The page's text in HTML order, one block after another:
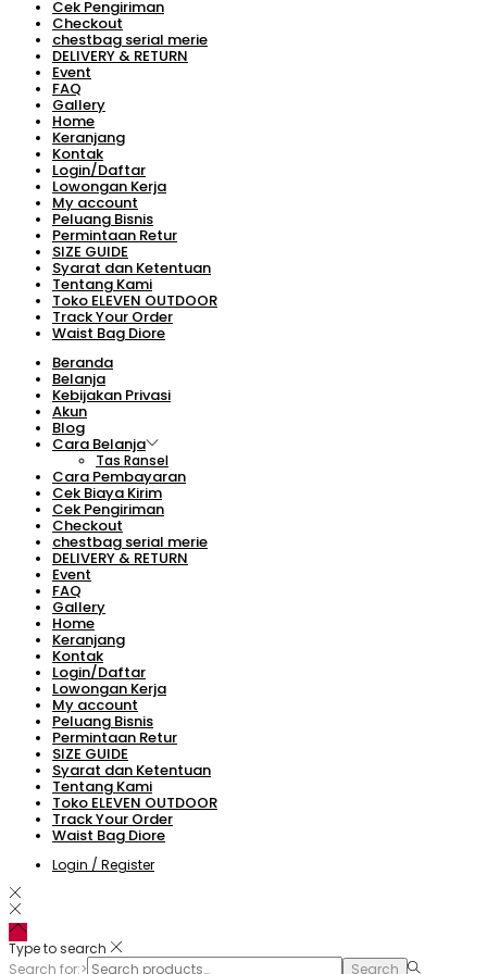
Cek Pengiriman
Checkout
chestbag serial merie
DELIVERY & RETURN
Event
FAQ
Gallery
Home
Keranjang
Kontak
Login/Daftar
Lowongan Kerja
My account
Peluang Bisnis
Permintaan Retur
SIZE GUIDE
Syarat dan Ketentuan
Tentang Kami
Toko ELEVEN OUTDOOR
Track Your Order
Waist Bag Diore
Beranda
Belanja
Kebijakan Privasi
Akun
Blog
Cara Belanja
Tas Ransel
Cara Pembayaran
Cek Biaya Kirim
Cek Pengiriman
Checkout
chestbag serial merie
DELIVERY & RETURN
Event
FAQ
Gallery
Home
Keranjang
Kontak
Login/Daftar
Lowongan Kerja
My account
Peluang Bisnis
Permintaan Retur
SIZE GUIDE
Syarat dan Ketentuan
Tentang Kami
Toko ELEVEN OUTDOOR
Track Your Order
Waist Bag Diore
Login / Register
Type to search
Search for:>
Search